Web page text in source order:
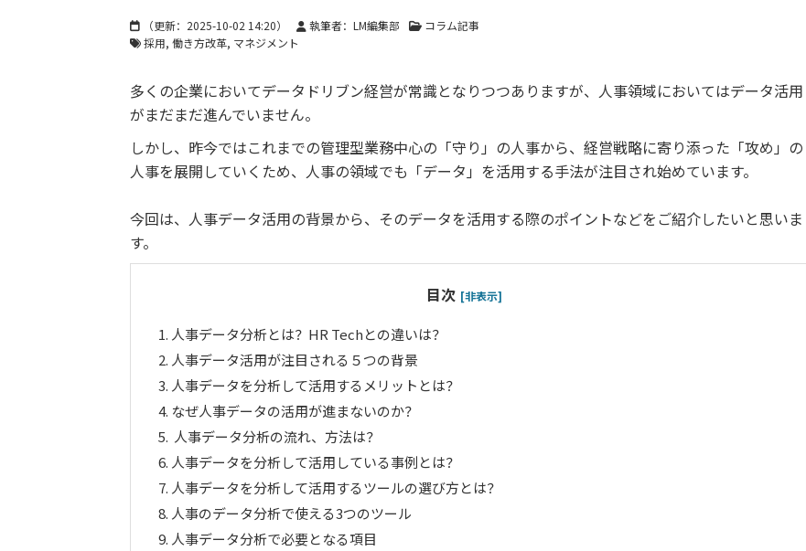
（更新： 2025-10-02 14:20） 執筆者：LM編集部
コラム記事
採用 働き方改革 マネジメント
多くの企業においてデータドリブン経営が常識となりつつありますが、人事領域においてはデータ活用
がまだまだ進んでいません。
しかし、昨今ではこれまでの管理型業務中心の「守り」の人事から、経営戦略に寄り添った「攻め」の
人事を展開していくため、人事の領域でも「データ」を活用する手法が注目され始めています。
今回は、人事データ活用の背景から、そのデータを活用する際のポイントなどをご紹介したいと思いま
す。
目次 [非表示]
1. 人事データ分析とは？HR Techとの違いは？
2. 人事データ活用が注目される５つの背景
3. 人事データを分析して活用するメリットとは？
4. なぜ人事データの活用が進まないのか？
5. 人事データ分析の流れ、方法は？
6. 人事データを分析して活用している事例とは？
7. 人事データを分析して活用するツールの選び方とは？
8. 人事のデータ分析で使える3つのツール
9. 人事データ分析で必要となる項目